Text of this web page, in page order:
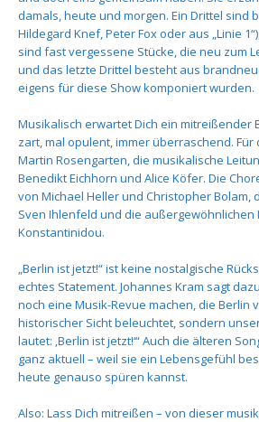
damals, heute und morgen. Ein Drittel sind
Hildegard Knef, Peter Fox oder aus „Linie
sind fast vergessene Stücke, die neu zum
und das letzte Drittel besteht aus
eigens für diese Show komponiert wurden.
Musikalisch erwartet Dich ein mitreißender
zart, mal opulent, immer überraschend.
Martin Rosengarten, die musikalische
Benedikt Eichhorn und Alice Köfer. Die
von Michael Heller und Christopher Bolam,
Sven Ihlenfeld und die außergewöhnlichen
Konstantinidou.
„Berlin ist jetzt!“ ist keine nostalgische
echtes Statement. Johannes Kram sagt
noch eine Musik-Revue machen, die Berlin
historischer Sicht beleuchtet, sondern
lautet: ‚Berlin ist jetzt!‘“ Auch die älteren
ganz aktuell – weil sie ein Lebensgefühl
heute genauso spüren kannst.
Also: Lass Dich mitreißen – von dieser